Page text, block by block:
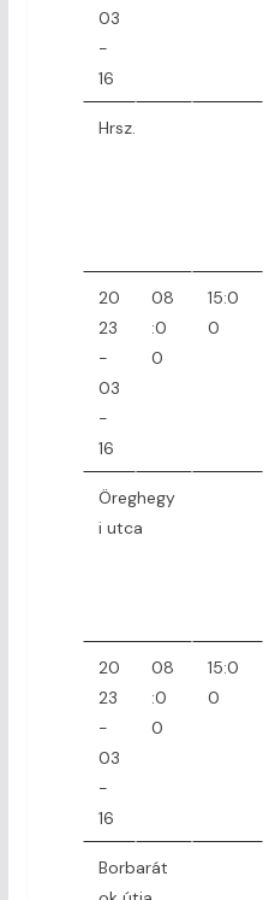
03
-
16
Hrsz.
20
23
-
03
-
16
08
:0
0
15:0
0
Öreghegy
i utca
20
23
-
03
-
16
08
:0
0
15:0
0
Borbarát